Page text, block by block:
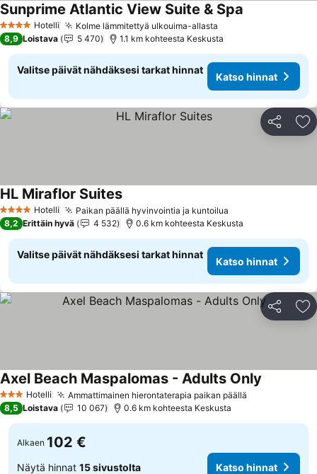
4 Tähtiluokitus
Hotelli Kolme lämmitettyä ulkouima-allasta
Sunprime Atlantic View Suite & Spa
8,9 Loistava 5 470 1.1 km kohteesta Keskusta
Valitse päivät nähdäksesi tarkat hinnat
Katso hinnat
Jaa
4 Tähtiluokitus
Hotelli Paikan päällä hyvinvointia ja kuntoilua
HL Miraflor Suites
8,2 Erittäin hyvä 4 532 0.6 km kohteesta Keskusta
Valitse päivät nähdäksesi tarkat hinnat
Katso hinnat
Jaa
3 Tähtiluokitus
Hotelli Ammattimainen hierontaterapia paikan päällä
Axel Beach Maspalomas - Adults Only
8,5 Loistava 10 067 0.6 km kohteesta Keskusta
Alkaen 102 €
Näytä hinnat 15 sivustolta Katso hinnat